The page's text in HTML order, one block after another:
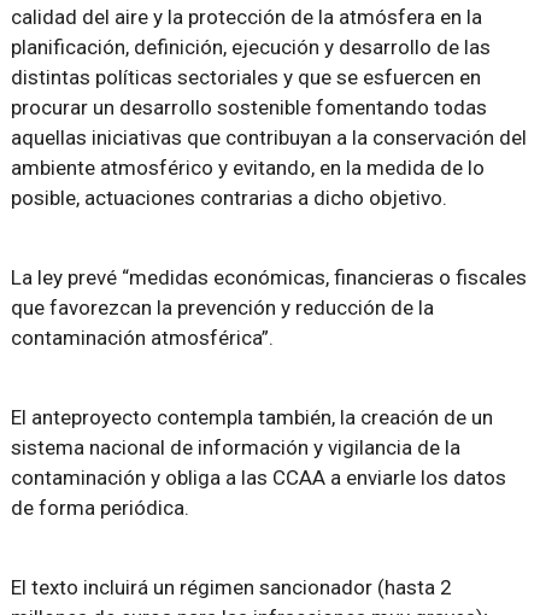
calidad del aire y la protección de la atmósfera en la
planificación, definición, ejecución y desarrollo de las
distintas políticas sectoriales y que se esfuercen en
procurar un desarrollo sostenible fomentando todas
aquellas iniciativas que contribuyan a la conservación del
ambiente atmosférico y evitando, en la medida de lo
posible, actuaciones contrarias a dicho objetivo.
La ley prevé “medidas económicas, financieras o fiscales
que favorezcan la prevención y reducción de la
contaminación atmosférica”.
El anteproyecto contempla también, la creación de un
sistema nacional de información y vigilancia de la
contaminación y obliga a las CCAA a enviarle los datos
de forma periódica.
El texto incluirá un régimen sancionador (hasta 2